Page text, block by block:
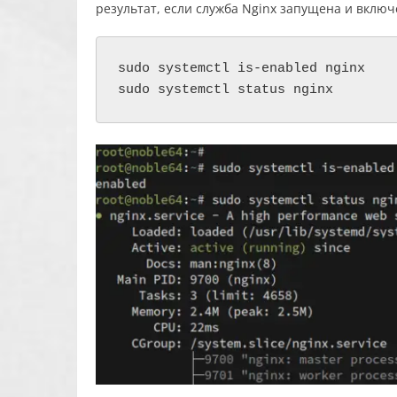
результат, если служба Nginx запущена и
sudo systemctl is-enabled nginx
sudo systemctl status nginx